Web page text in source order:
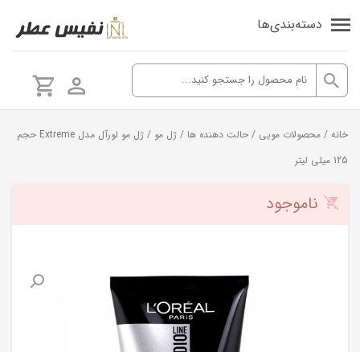
دسته‌بندی‌ها
خانه / محصولات مویی / حالت دهنده ها / ژل مو
/ ژل مو لورآل مدل Extreme حجم
125 میلی لیتر
ناموجود